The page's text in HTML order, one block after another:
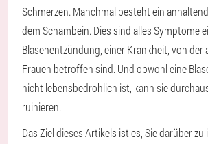
Schmerzen. Manchmal besteht ein
dem Schambein. Dies sind alles Symptome
Blasenentzündung, einer Krankheit, von der
Frauen betroffen sind. Und obwohl eine
nicht lebensbedrohlich ist, kann sie
ruinieren.
Das Ziel dieses Artikels ist es, Sie darüber